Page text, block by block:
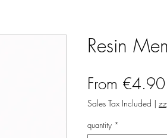
Resin
From €4.90
Sales Tax Included |
quantity *